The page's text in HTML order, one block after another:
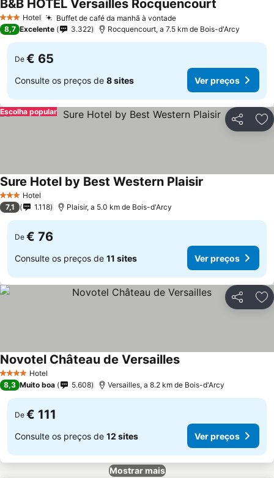
3 EstrelasHotel Buffet de café da manhã à vontade
B&B HOTEL Versailles Rocquencourt
8,7 Excelente 3.322 Rocquencourt, a 7.5 km de Bois-d'Arcy
De € 65
Consulte os preços de 8 sites Ver preços
Partilhar
Escolha popular
3 EstrelasHotel
Sure Hotel by Best Western Plaisir
7,1 1.118 Plaisir, a 5.0 km de Bois-d'Arcy
De € 76
Consulte os preços de 11 sites Ver preços
Partilhar
4 EstrelasHotel
Novotel Château de Versailles
8,3 Muito boa 5.608 Versailles, a 8.2 km de Bois-d'Arcy
De € 111
Consulte os preços de 12 sites Ver preços
Mostrar mais